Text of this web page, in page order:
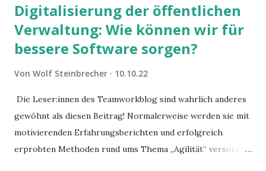
Digitalisierung der öffentlichen
Verwaltung: Wie können wir für
bessere Software sorgen?
Von Wolf Steinbrecher 10.10.22
Die Leser:innen des Teamworkblog sind wahrlich anderes
gewöhnt als diesen Beitrag! Normalerweise werden sie mit
motivierenden Erfahrungsberichten und erfolgreich
erprobten Methoden rund ums Thema „Agilität“ versorgt.